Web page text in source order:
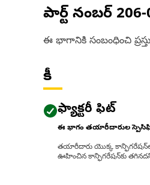
పార్ట్ నంబర్
ఈ భాగానికి సంబంధించి
కీ
ఫ్యాక్టరీ ఫిట్
ఈ భాగం తయారీదారుల
తయారీదారు యొక్క కాన్ఫిగరేషన్‌లో
ఊహించిన కాన్ఫిగరేషన్‌కు